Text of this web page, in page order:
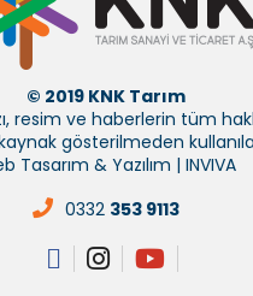
© 2019 KNK Tarım
resim ve haberlerin tüm
gösterilmeden
Tasarım & Yazılım | INVIVA
0332 353 9113